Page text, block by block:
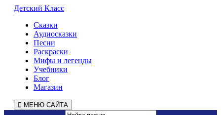
Детский Класс
Сказки
Аудиосказки
Песни
Раскраски
Мифы и легенды
Учебники
Блог
Магазин
МЕНЮ САЙТА